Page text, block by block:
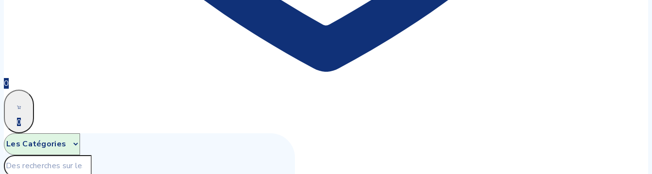
0
0
Recherche